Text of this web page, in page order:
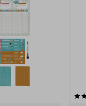
anmeldelser